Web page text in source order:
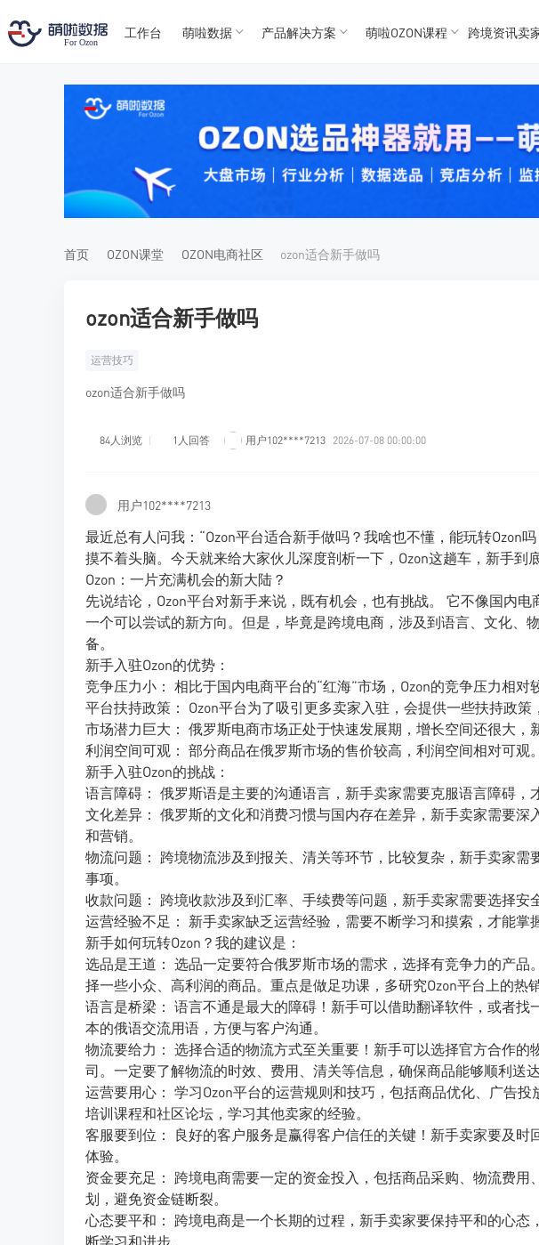
For Ozon
For OZon
TK
TK
工作台 萌啦数据 产品解决方案 萌啦OZON课程 跨境资讯卖
首页 OZON课堂 OZON电商社区 ozon适合新手做吗
ozon适合新手做吗
运营技巧
ozon适合新手做吗
84人浏览 1人回答 用户102****7213 2026-07-08 00:00:00
用户102****7213
最近总有人问我：“Ozon平台适合新手做吗？我啥也不懂，能玩转Ozon
摸不着头脑。今天就来给大家伙儿深度剖析一下，Ozon这趟车，新手到
Ozon：一片充满机会的新大陆？
先说结论，Ozon平台对新手来说，既有机会，也有挑战。 它不像国内
一个可以尝试的新方向。但是，毕竟是跨境电商，涉及到语言、文化、
备。
新手入驻Ozon的优势：
竞争压力小： 相比于国内电商平台的“红海”市场，Ozon的竞争压力相对
平台扶持政策： Ozon平台为了吸引更多卖家入驻，会提供一些扶持政策
市场潜力巨大： 俄罗斯电商市场正处于快速发展期，增长空间还很大，
利润空间可观： 部分商品在俄罗斯市场的售价较高，利润空间相对可观。
新手入驻Ozon的挑战：
语言障碍： 俄罗斯语是主要的沟通语言，新手卖家需要克服语言障碍，
文化差异： 俄罗斯的文化和消费习惯与国内存在差异，新手卖家需要
和营销。
物流问题： 跨境物流涉及到报关、清关等环节，比较复杂，新手卖家
事项。
收款问题： 跨境收款涉及到汇率、手续费等问题，新手卖家需要选择安
运营经验不足： 新手卖家缺乏运营经验，需要不断学习和摸索，才能掌
新手如何玩转Ozon？我的建议是：
选品是王道： 选品一定要符合俄罗斯市场的需求，选择有竞争力的产
择一些小众、高利润的商品。重点是做足功课，多研究Ozon平台上的热
语言是桥梁： 语言不通是最大的障碍！新手可以借助翻译软件，或者
本的俄语交流用语，方便与客户沟通。
物流要给力： 选择合适的物流方式至关重要！新手可以选择官方合作的
司。一定要了解物流的时效、费用、清关等信息，确保商品能够顺利送达
运营要用心： 学习Ozon平台的运营规则和技巧，包括商品优化、广告
培训课程和社区论坛，学习其他卖家的经验。
客服要到位： 良好的客户服务是赢得客户信任的关键！新手卖家要及
体验。
资金要充足： 跨境电商需要一定的资金投入，包括商品采购、物流费
划，避免资金链断裂。
心态要平和： 跨境电商是一个长期的过程，新手卖家要保持平和的心
断学习和进步。